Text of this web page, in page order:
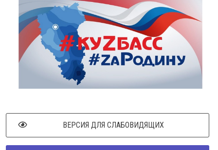
ВЕРСИЯ ДЛЯ СЛАБОВИДЯЩИХ